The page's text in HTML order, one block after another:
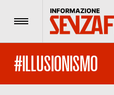
Menu
#ILLUSIONISMO